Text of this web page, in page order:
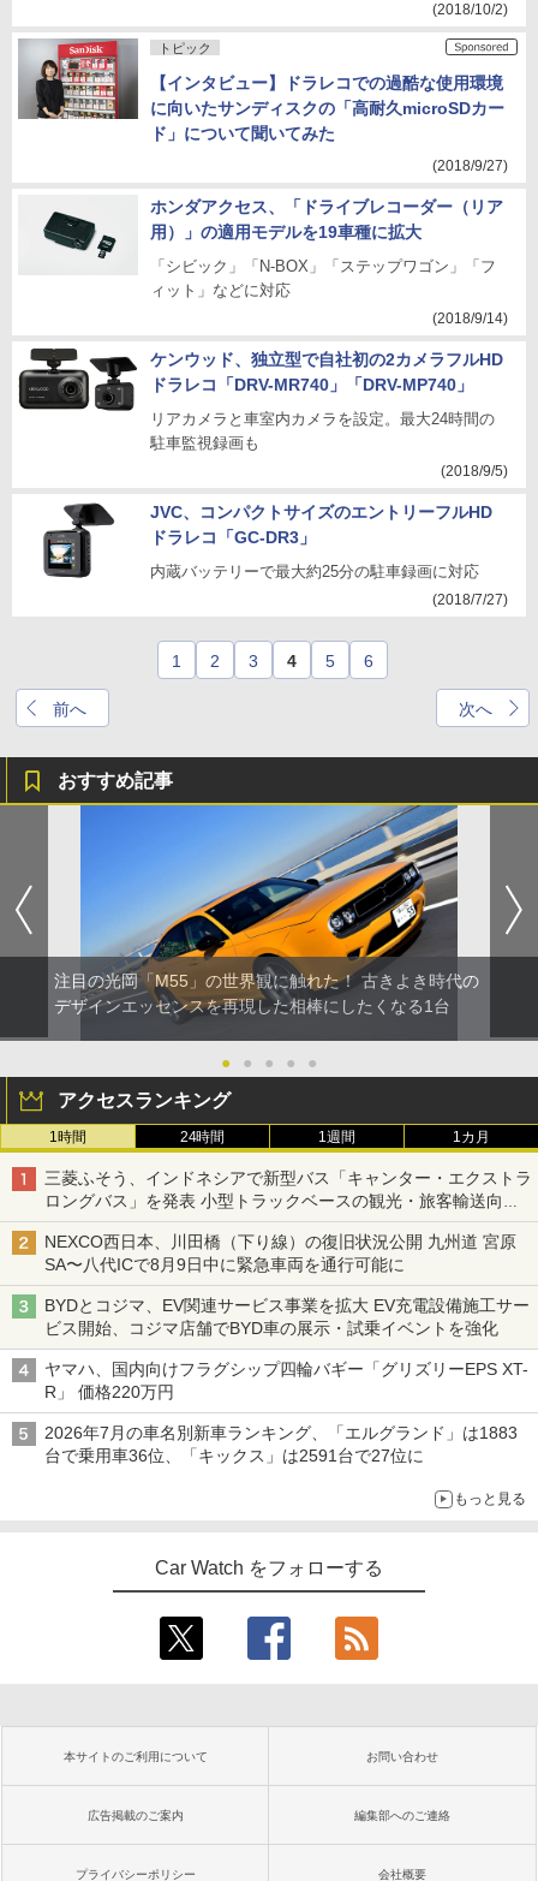
(2018/10/2)
トピック
【インタビュー】ドラレコでの過酷な使用環境
に向いたサンディスクの「高耐久microSDカー
ド」について聞いてみた
(2018/9/27)
ホンダアクセス、「ドライブレコーダー（リア
用）」の適用モデルを19車種に拡大
「シビック」「N-BOX」「ステップワゴン」「フ
ィット」などに対応
(2018/9/14)
ケンウッド、独立型で自社初の2カメラフルHD
ドラレコ「DRV-MR740」「DRV-MP740」
リアカメラと車室内カメラを設定。最大24時間の
駐車監視録画も
(2018/9/5)
JVC、コンパクトサイズのエントリーフルHD
ドラレコ「GC-DR3」
内蔵バッテリーで最大約25分の駐車録画に対応
(2018/7/27)
前へ
1 2 3 4 5 6
次へ
おすすめ記事
注目の光岡「M55」の世界観に触れた！ 古きよき時代の
デザインエッセンスを再現した相棒にしたくなる1台
● ● ● ● ●
アクセスランキング
1時間 24時間 1週間 1カ月
三菱ふそう、インドネシアで新型バス「キャンター・エクストラ
ロングバス」を発表 小型トラックベースの観光・旅客輸送向け
バス
NEXCO西日本、川田橋（下り線）の復旧状況公開 九州道 宮原
SA〜八代ICで8月9日中に緊急車両を通行可能に
BYDとコジマ、EV関連サービス事業を拡大 EV充電設備施工サー
ビス開始、コジマ店舗でBYD車の展示・試乗イベントを強化
ヤマハ、国内向けフラグシップ四輪バギー「グリズリーEPS XT-
R」 価格220万円
2026年7月の車名別新車ランキング、「エルグランド」は1883
台で乗用車36位、「キックス」は2591台で27位に
もっと見る
Car Watch をフォローする
本サイトのご利用について お問い合わせ
広告掲載のご案内 編集部へのご連絡
プライバシーポリシー 会社概要